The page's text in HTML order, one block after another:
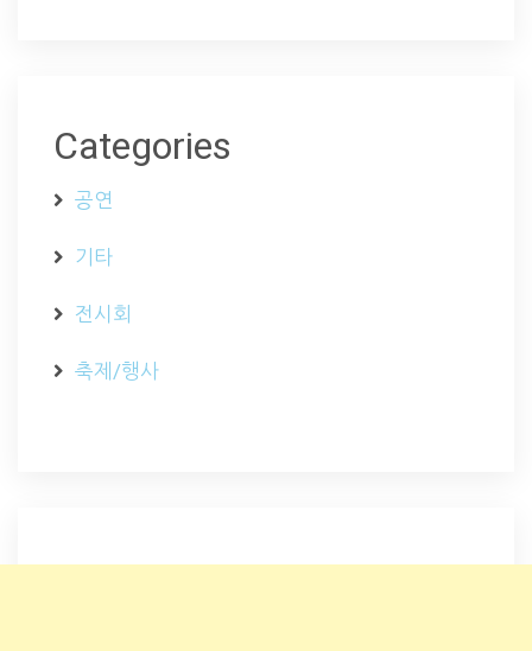
Categories
공연
기타
전시회
축제/행사